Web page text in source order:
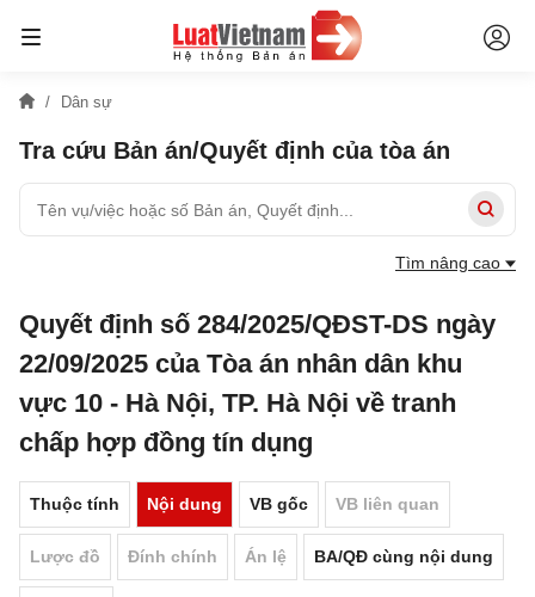
Dân sự
Tra cứu Bản án/Quyết định của tòa án
Tìm nâng cao
Quyết định số 284/2025/QĐST-DS ngày
22/09/2025 của Tòa án nhân dân khu
vực 10 - Hà Nội, TP. Hà Nội về tranh
chấp hợp đồng tín dụng
Thuộc tính Nội dung VB gốc VB liên quan
Lược đồ Đính chính Án lệ BA/QĐ cùng nội dung